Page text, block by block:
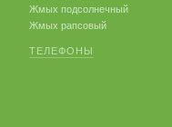
Жмых подсолнечный
Жмых рапсовый
ТЕЛЕФОНЫ